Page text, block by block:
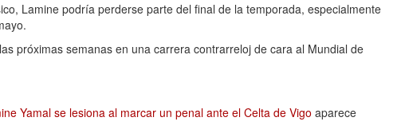
Lamine podría perderse parte del final de la temporada, especialmente
próximas semanas en una carrera contrarreloj de cara al Mundial de
Yamal se lesiona al marcar un penal ante el Celta de Vigo aparece